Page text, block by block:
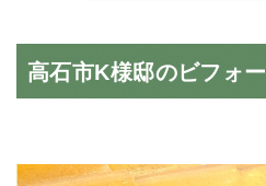
高石市K様邸のビフォー